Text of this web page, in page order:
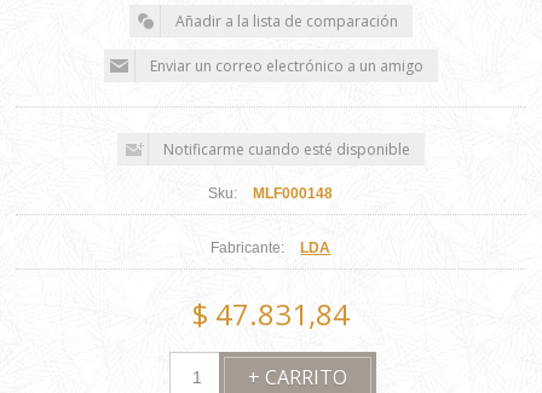
Sku: MLF000148
Fabricante: LDA
$ 47.831,84